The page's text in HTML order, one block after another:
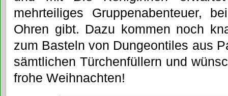
mehrteiliges Gruppenabenteuer,
Ohren gibt. Dazu kommen noch
zum Basteln von Dungeontiles aus
sämtlichen Türchenfüllern und
frohe Weihnachten!